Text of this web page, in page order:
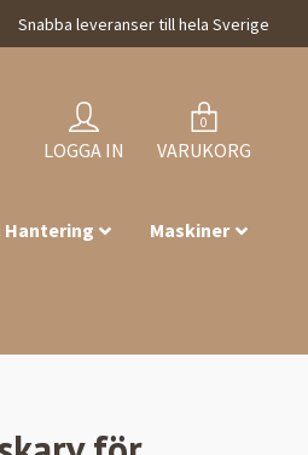
Snabba leveranser till hela Sverige
LOGGA IN
0
VARUKORG
Hantering Maskiner